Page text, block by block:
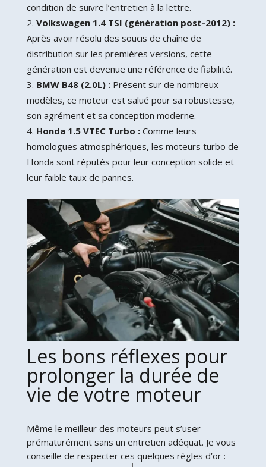
condition de suivre l’entretien à la lettre.
Volkswagen 1.4 TSI (génération post-2012) :
Après avoir résolu des soucis de chaîne de
distribution sur les premières versions, cette
génération est devenue une référence de fiabilité.
BMW B48 (2.0L) :Présent sur de nombreux
modèles, ce moteur est salué pour sa robustesse,
son agrément et sa conception moderne.
Honda 1.5 VTEC Turbo :Comme leurs
homologues atmosphériques, les moteurs turbo de
Honda sont réputés pour leur conception solide et
leur faible taux de pannes.
Les bons réflexes pour
prolonger la durée de
vie de votre moteur
Même le meilleur des moteurs peut s’user
prématurément sans un entretien adéquat. Je vous
conseille de respecter ces quelques règles d’or :